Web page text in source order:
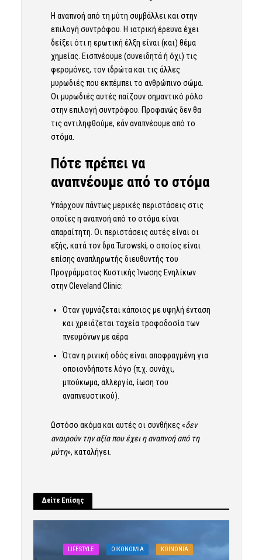
Η αναπνοή από τη μύτη συμβάλλει και στην
επιλογή συντρόφου. Η ιατρική έρευνα έχει
δείξει ότι η ερωτική έλξη είναι (και) θέμα
χημείας. Εισπνέουμε (συνειδητά ή όχι) τις
φερομόνες, τον ιδρώτα και τις άλλες
μυρωδιές που εκπέμπει το ανθρώπινο σώμα.
Οι μυρωδιές αυτές παίζουν σημαντικό ρόλο
στην επιλογή συντρόφου. Προφανώς δεν θα
τις αντιληφθούμε, εάν αναπνέουμε από το
στόμα.
Πότε πρέπει να
αναπνέουμε από το στόμα
Υπάρχουν πάντως μερικές περιστάσεις στις
οποίες η αναπνοή από το στόμα είναι
απαραίτητη. Οι περιστάσεις αυτές είναι οι
εξής, κατά τον δρα Turowski, ο οποίος είναι
επίσης αναπληρωτής διευθυντής του
Προγράμματος Κυστικής Ίνωσης Ενηλίκων
στην Cleveland Clinic:
Όταν γυμνάζεται κάποιος με υψηλή ένταση
και χρειάζεται ταχεία τροφοδοσία των
πνευμόνων με αέρα
Όταν η ρινική οδός είναι αποφραγμένη για
οποιονδήποτε λόγο (π.χ. συνάχι,
μπούκωμα, αλλεργία, ίωση του
αναπνευστικού).
Ωστόσο ακόμα και αυτές οι συνθήκες «δεν
αναιρούν την αξία που έχει η αναπνοή από τη
μύτη», καταλήγει.
Δείτε Επίσης
LIFESTYLE OIKONOMIA ΚΟΙΝΩΝΙΑ